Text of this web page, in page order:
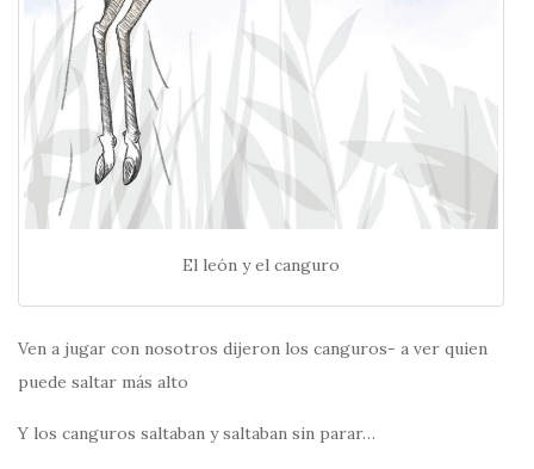
El león y el canguro
Ven a jugar con nosotros dijeron los canguros- a ver quien
puede saltar más alto
Y los canguros saltaban y saltaban sin parar…